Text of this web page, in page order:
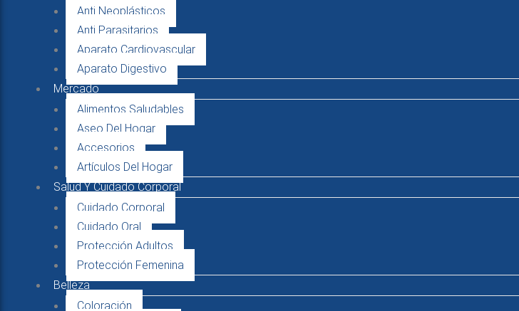
Anti Neoplásticos
Anti Parasitarios
Aparato Cardiovascular
Aparato Digestivo
Mercado
Alimentos Saludables
Aseo Del Hogar
Accesorios
Artículos Del Hogar
Salud Y Cuidado Corporal
Cuidado Corporal
Cuidado Oral
Protección Adultos
Protección Femenina
Belleza
Coloración